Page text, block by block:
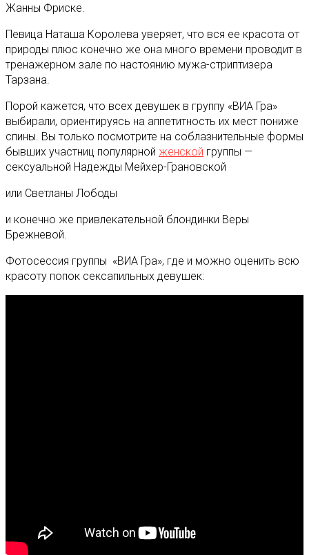
Жанны Фриске.
Певица Наташа Королева уверяет, что вся ее красота от
природы плюс конечно же она много времени проводит в
тренажерном зале по настоянию мужа-стриптизера
Тарзана.
Порой кажется, что всех девушек в группу «ВИА Гра»
выбирали, ориентируясь на аппетитность их мест пониже
спины. Вы только посмотрите на соблазнительные формы
бывших участниц популярной женской группы —
сексуальной Надежды Мейхер-Грановской
или Светланы Лободы
и конечно же привлекательной блондинки Веры
Брежневой.
Фотосессия группы «ВИА Гра», где и можно оценить всю
красоту попок сексапильных девушек: